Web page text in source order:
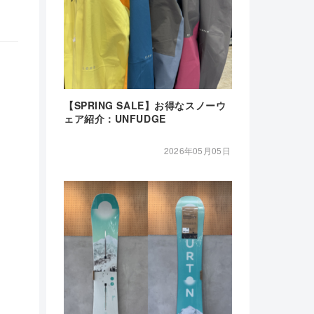
【SPRING SALE】お得なスノーウ
ェア紹介：UNFUDGE
2026年05月05日